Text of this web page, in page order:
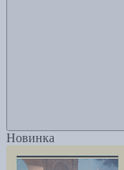
Новинка